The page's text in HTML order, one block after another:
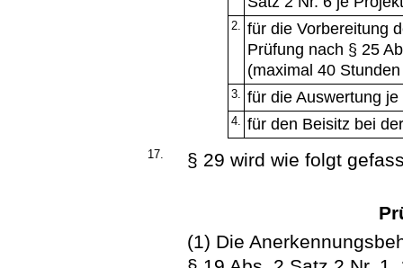
2.
für die Vorbereitung
Prüfung nach § 25
(maximal 40
3. für die Auswertung
4. für den Beisitz bei
17. § 29 wird wie folgt
(1) Die